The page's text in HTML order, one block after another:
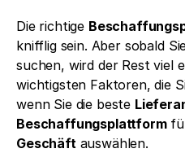
Die richtige
knifflig sein. Aber sobald
suchen, wird der Rest viel
wichtigsten Faktoren, die
wenn Sie die beste
Beschaffungsplattform
Geschäft auswählen.